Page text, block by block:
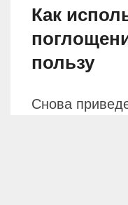
Как
пользу
Снова